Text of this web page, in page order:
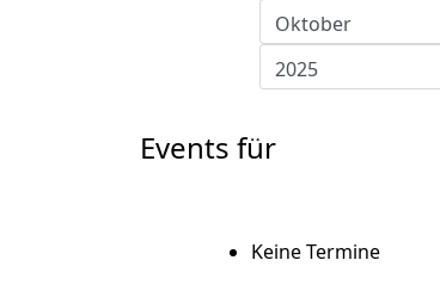
Events für
Keine Termine